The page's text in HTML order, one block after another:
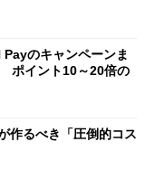
のキャンペーンま
ポイント10～20倍の
作るべき「圧倒的コス